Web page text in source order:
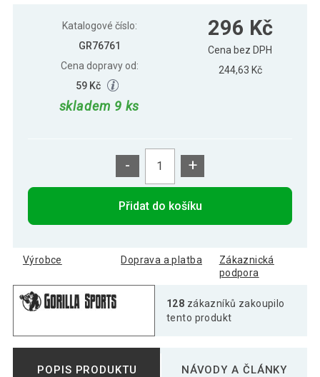
Katalogové číslo:
GR76761
Cena dopravy od:
59 Kč
skladem 9 ks
296 Kč
Cena bez DPH
244,63 Kč
- +
Přidat do košíku
Výrobce Doprava a platba
Zákaznická
podpora
128 zákazníků zakoupilo
tento produkt
POPIS PRODUKTU NÁVODY A ČLÁNKY